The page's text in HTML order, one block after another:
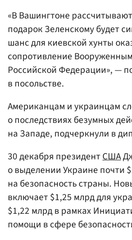
«В Вашингтоне
подарок Зеленскому будет
шанс для киевской хунты
сопротивление
Российской Федерации», —
в посольстве.
Американцам и украинцам
о последствиях безумных
на Западе, подчеркнули в
30 декабря президентСША
о выделении Украине почти
на безопасность страны.
включает $1,25 млрд для
$1,22 млрд в рамках
помощи в сфере